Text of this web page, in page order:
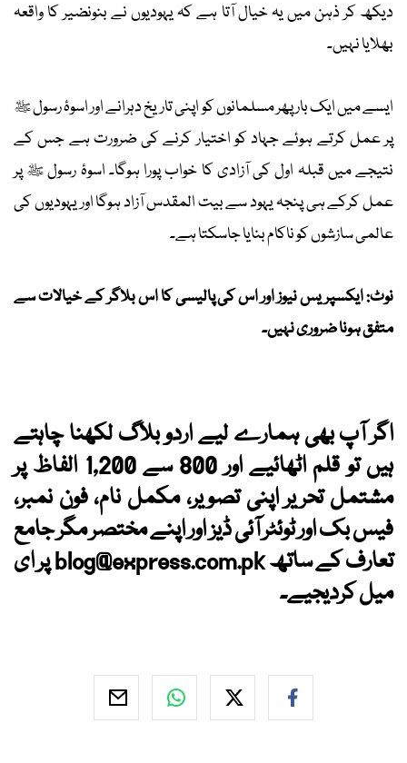
دیکھ کر ذہن میں یہ خیال آتا ہے کہ یہودیوں نے بنونضیر کا واقعہ
بھلایا نہیں۔
ایسے میں ایک بار پھر مسلمانوں کو اپنی تاریخ دہرانے اور اسوۂ رسول ﷺ
پر عمل کرتے ہوئے جہاد کو اختیار کرنے کی ضرورت ہے جس کے
نتیجے میں قبلہ اول کی آزادی کا خواب پورا ہوگا۔ اسوۂ رسول ﷺ پر
عمل کرکے ہی پنجہ یہود سے بیت المقدس آزاد ہوگا اور یہودیوں کی
عالمی سازشوں کو ناکام بنایا جاسکتا ہے۔
نوٹ: ایکسپریس نیوز اور اس کی پالیسی کا اس بلاگر کے خیالات سے
متفق ہونا ضروری نہیں۔
اگر آپ بھی ہمارے لیے اردو بلاگ لکھنا چاہتے
ہیں تو قلم اٹھائیے اور 800 سے 1,200 الفاظ پر
مشتمل تحریر اپنی تصویر، مکمل نام، فون نمبر،
فیس بک اور ٹوئٹر آئی ڈیز اور اپنے مختصر مگر جامع
تعارف کے ساتھblog@express.com.pkپر ای
میل کردیجیے۔